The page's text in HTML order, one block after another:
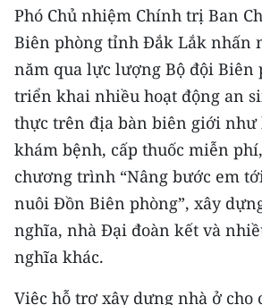
VỀ BÁO NHÂN DÂN
THỜI NAY
NHÂN DÂN CUỐI TUẦN
NHÂN DÂN HẰNG THÁNG
MUA BÁO
ĐỌC BÁO IN
Phó Chủ nhiệm Chính trị Ban
Biên phòng tỉnh Đắk Lắk nhấn
năm qua lực lượng Bộ đội Biên
triển khai nhiều hoạt động an
thực trên địa bàn biên giới như
khám bệnh, cấp thuốc miễn
chương trình “Nâng bước em
nuôi Đồn Biên phòng”, xây
nghĩa, nhà Đại đoàn kết và
nghĩa khác.
Việc hỗ trợ xây dựng nhà ở cho